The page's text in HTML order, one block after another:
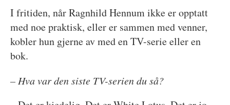
I fritiden, når Ragnhild Hennum ikke er opptatt
med noe praktisk, eller er sammen med venner,
kobler hun gjerne av med en TV-serie eller en
bok.
– Hva var den siste TV-serien du så?